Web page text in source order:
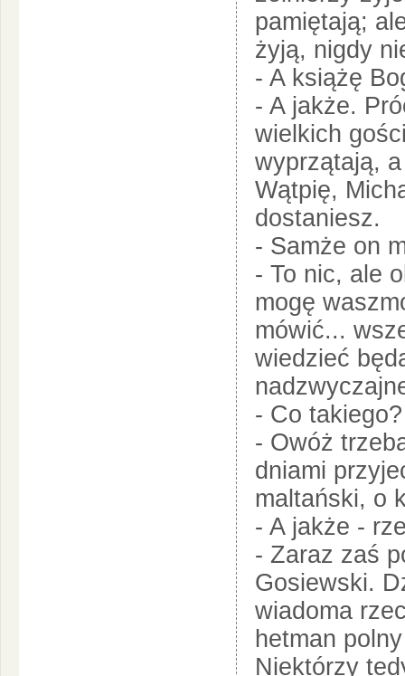
pamiętają;
żyją, nigdy
- A książę
- A jakże.
wielkich
wyprzątają,
Wątpię,
dostaniesz.
- Samże on
- To nic, ale
mogę
mówić...
wiedzieć
- Co
- Owóż
dniami
maltański, o
- A jakże -
- Zaraz zaś
Gosiewski.
wiadoma
hetman
Niektórzy